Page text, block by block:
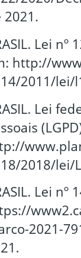
2021.
Lei
http://
2011/lei/
Lei
2018/lei/
Lei
2021-